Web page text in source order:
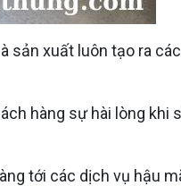
sản xuất luôn tạo ra
hàng sự hài lòng khi
tới các dịch vụ hậu